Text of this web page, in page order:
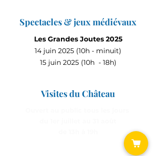
Spectacles & jeux médiévaux
Les Grandes Joutes 2025
14 juin 2025 (10h - minuit)
15 juin 2025 (10h - 18h)
Visites du Château